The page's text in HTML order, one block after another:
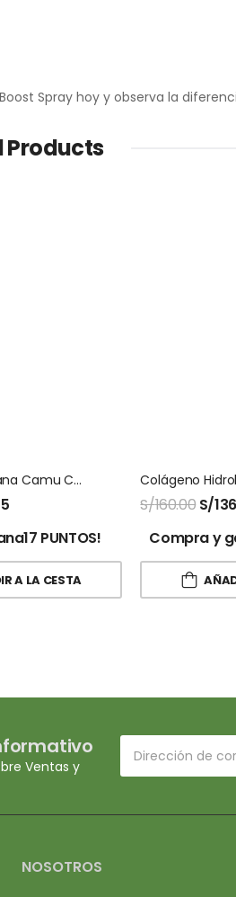
Spray hoy y observa la
Products
Colageno Fitosana Camu Camu
PUNTOS!
A LA CESTA
Colágeno
S/160.00 S/
Compra y
Ventas y
NOSOTROS